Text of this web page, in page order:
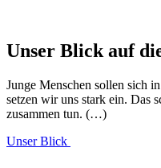
Unser Blick auf
Junge Menschen sollen sich
setzen wir uns stark ein. Das
zusammen tun. (…)
Unser Blick